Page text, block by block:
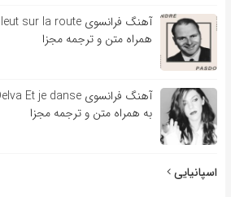
همراه متن و ترجمه مجزا
به همراه متن و ترجمه مجزا
اسپانیایی